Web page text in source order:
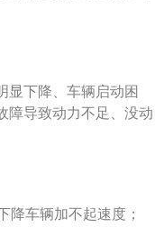
缺缸的原因有：1、
堵塞，导致不能精确喷
显下降、车辆启动困
障导致动力不足、没动
、点火系统分电器盖
喷射和雾化；5、火花
降车辆加不起速度；